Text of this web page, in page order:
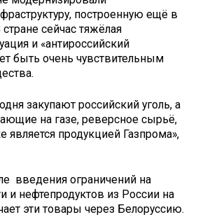
построенную ещё в
сейчас тяжёлая
и «антироссийский
быть очень чувствительным
закупают российский уголь, а
на газе, реверсное сырьё,
является продукцией Газпрома»,
введения ограничений на
и нефтепродуктов из России на
эти товары через Белоруссию.